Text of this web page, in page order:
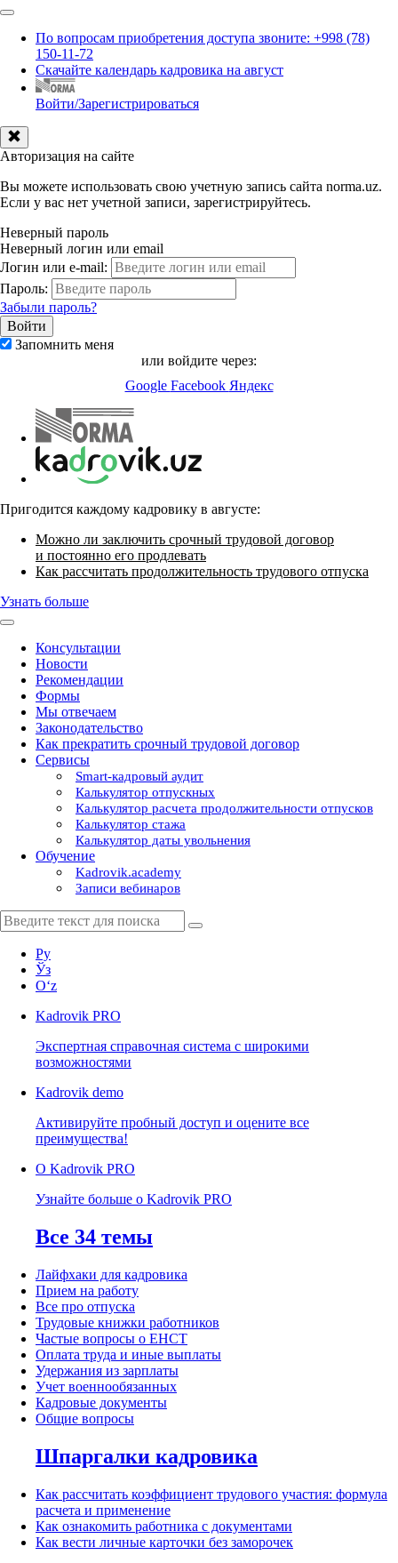
По вопросам приобретения доступа звоните: +998 (78)
150-11-72
Скачайте календарь кадровика на август
Войти/Зарегистрироваться
Авторизация на сайте
Вы можете использовать свою учетную запись сайта norma.uz.
Если у вас нет учетной записи, зарегистрируйтесь.
Неверный пароль
Неверный логин или email
Логин или e-mail:
Пароль:
Забыли пароль?
Запомнить меня
или войдите через:
Google Facebook Яндекс
Пригодится каждому кадровику в августе:
Можно ли заключить срочный трудовой договор
и постоянно его продлевать
Как рассчитать продолжительность трудового отпуска
Узнать больше
Консультации
Новости
Рекомендации
Формы
Мы отвечаем
Законодательство
Как прекратить срочный трудовой договор
Сервисы
Smart-кадровый аудит
Калькулятор отпускных
Калькулятор расчета продолжительности отпусков
Калькулятор стажа
Калькулятор даты увольнения
Обучение
Kadrovik.academy
Записи вебинаров
Ру
Ўз
Oʻz
Kadrovik PRO
Экспертная справочная система с широкими
возможностями
Kadrovik demo
Активируйте пробный доступ и оцените все
преимущества!
О Kadrovik PRO
Узнайте больше о Kadrovik PRO
Все 34 темы
Лайфхаки для кадровика
Прием на работу
Все про отпуска
Трудовые книжки работников
Частые вопросы о ЕНСТ
Оплата труда и иные выплаты
Удержания из зарплаты
Учет военнообязанных
Кадровые документы
Общие вопросы
Шпаргалки кадровика
Как рассчитать коэффициент трудового участия: формула
расчета и применение
Как ознакомить работника с документами
Как вести личные карточки без заморочек